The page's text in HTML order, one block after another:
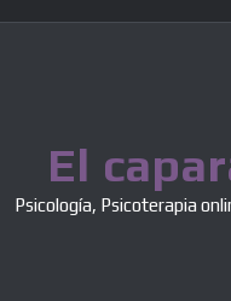
El
Psicología, Psicoterapia